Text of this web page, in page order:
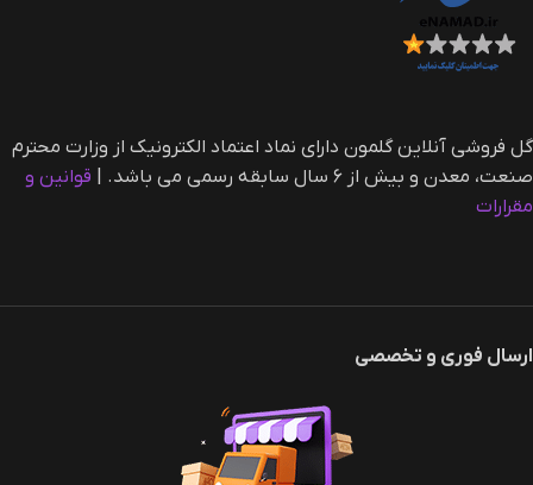
گل فروشی آنلاین گلمون دارای نماد اعتماد الکترونیک از وزارت محترم
صنعت، معدن و بیش از ۶ سال سابقه رسمی می باشد. |‌
قوانین و
مقرارات
ارسال فوری و تخصصی